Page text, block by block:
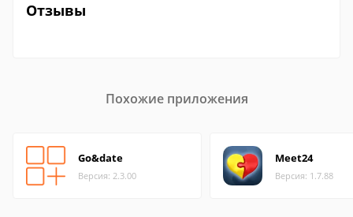
Отзывы
Похожие приложения
Go&date
Версия: 2.3.00
Meet24
Версия: 1.7.88